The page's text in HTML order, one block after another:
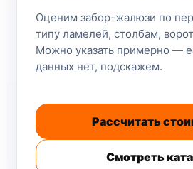
Оценим забор-жалюзи по
типу ламелей, столбам,
Можно указать примерно —
данных нет, подскажем.
Рассчитать
Смотреть